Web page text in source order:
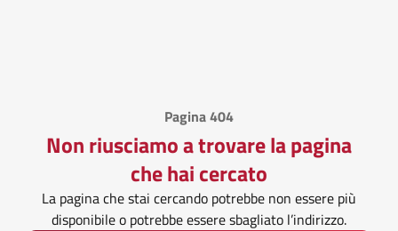
Pagina 404
Non riusciamo a trovare la pagina
che hai cercato
La pagina che stai cercando potrebbe non essere più
disponibile o potrebbe essere sbagliato l’indirizzo.